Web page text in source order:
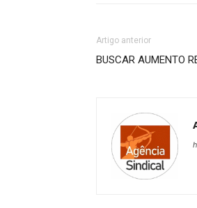
Artigo anterior
BUSCAR AUMENTO